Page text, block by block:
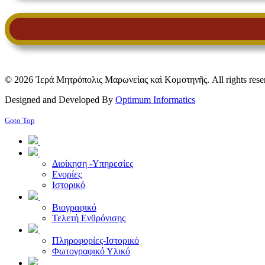
© 2026 Ἱερά Μητρόπολις Μαρωνείας καὶ Κομοτηνῆς. All rights
Designed and Developed By Optimum Informatics
Goto Top
Διοίκηση -Υπηρεσίες
Ενορίες
Ιστορικό
Βιογραφικό
Τελετή Ενθρόνισης
Πληροφορίες-Ιστορικό
Φωτογραφικό Υλικό